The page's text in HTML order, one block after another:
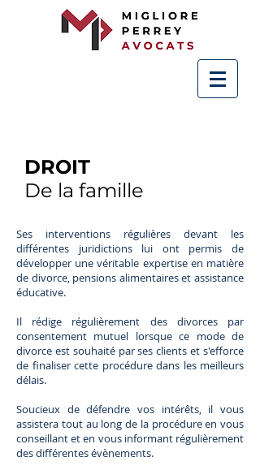
DROIT
De la famille
Ses interventions régulières devant les
différentes juridictions lui ont permis de
développer une véritable expertise en matière
de divorce, pensions alimentaires et assistance
éducative.
Il rédige régulièrement des divorces par
consentement mutuel lorsque ce mode de
divorce est souhaité par ses clients et s'efforce
de finaliser cette procédure dans les meilleurs
délais.
Soucieux de défendre vos intérêts, il vous
assistera tout au long de la procédure en vous
conseillant et en vous informant régulièrement
des différentes évènements.